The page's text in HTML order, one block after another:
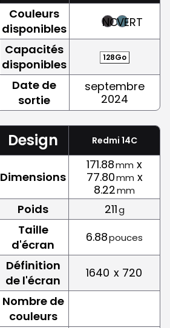
Couleurs
disponibles
NOIRVERT
Capacités
disponibles
128Go
Date de
sortie
septembre
2024
Design Redmi 14C
Dimensions
171.88mm x
77.80mm x
8.22mm
Poids 211g
Taille
d'écran
6.88pouces
Définition
de l'écran
1640 x 720
Nombre de
couleurs